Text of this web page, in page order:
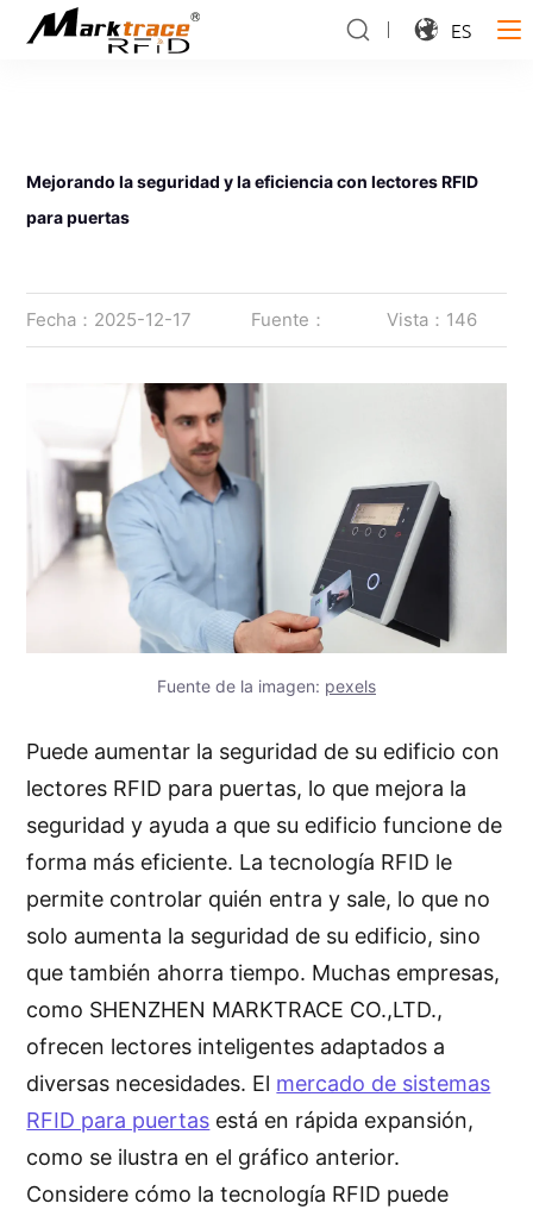
ES
Mejorando la seguridad y la eficiencia con lectores RFID
para puertas
Fecha：2025-12-17 Fuente： Vista：146
Fuente de la imagen: pexels
Puede aumentar la seguridad de su edificio con
lectores RFID para puertas, lo que mejora la
seguridad y ayuda a que su edificio funcione de
forma más eficiente. La tecnología RFID le
permite controlar quién entra y sale, lo que no
solo aumenta la seguridad de su edificio, sino
que también ahorra tiempo. Muchas empresas,
como SHENZHEN MARKTRACE CO.,LTD.,
ofrecen lectores inteligentes adaptados a
diversas necesidades. El mercado de sistemas
RFID para puertas está en rápida expansión,
como se ilustra en el gráfico anterior.
Considere cómo la tecnología RFID puede